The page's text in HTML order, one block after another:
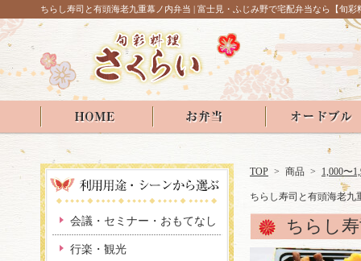
ちらし寿司と有頭海老九重幕ノ内弁当 | 富士見・ふじみ野で宅配弁当なら【旬彩
TOP > 商品 > 1,000〜
ちらし寿司と有頭海老九
ちらし
会議・セミナー・おもてなし
行楽・観光